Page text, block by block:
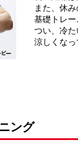
また、休
基礎トレー
つい、冷た
涼しくなっ
ング